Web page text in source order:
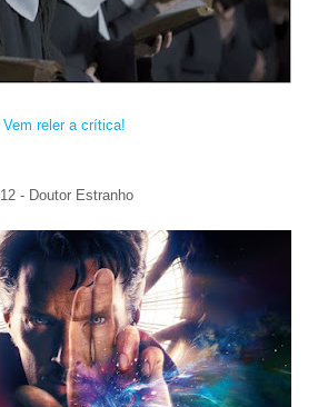
Vem reler a crítica!
12 - Doutor Estranho